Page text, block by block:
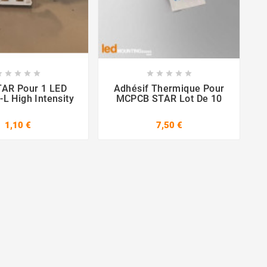

   
Pour 1 LED
L High Intensity
1,10 €
 
    
Adhésif Thermique Pour
MCPCB STAR Lot De 10
7,50 €